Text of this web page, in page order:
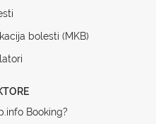
bolesti (MKB)
Booking?